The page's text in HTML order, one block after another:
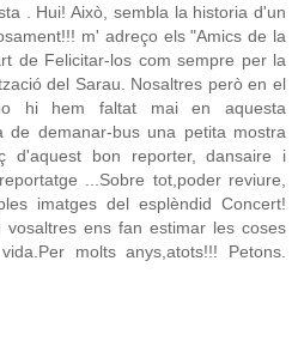
. Hui! Això, sembla la historia d'un
m' adreço els "Amics de la
de Felicitar-los com sempre per la
del Sarau. Nosaltres però en el
hi hem faltat mai en aquesta
de demanar-bus una petita mostra
d'aquest bon reporter, dansaire i
...Sobre tot,poder reviure,
imatges del esplèndid Concert!
ens fan estimar les coses
molts anys,atots!!! Petons.